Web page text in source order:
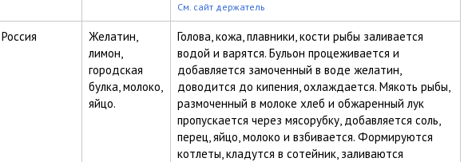
См. сайт держатель
Россия
Желатин,
лимон,
городская
булка, молоко,
яйцо.
Голова, кожа, плавники, кости рыбы заливается
водой и варятся. Бульон процеживается и
добавляется замоченный в воде желатин,
доводится до кипения, охлаждается. Мякоть рыбы,
размоченный в молоке хлеб и обжаренный лук
пропускается через мясорубку, добавляется соль,
перец, яйцо, молоко и взбивается. Формируются
котлеты, кладутся в сотейник, заливаются